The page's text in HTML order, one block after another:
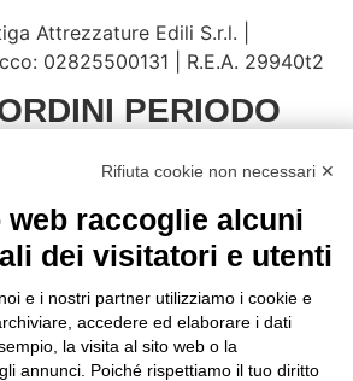
Attrezzature Edili S.r.l. |
02825500131 | R.E.A. 29940t2
PERIODO
che Bettiga Attrezzature Edili
ferie estive dal 7 al 23 agosto
durante il periodo di pausa verranno
agosto
estive e buon Ferragosto a
Rifiuta cookie non necessari ✕
web raccoglie alcuni
dei visitatori e utenti
e i nostri partner utilizziamo i cookie e
accedere ed elaborare i dati
la visita al sito web o la
annunci. Poiché rispettiamo il tuo diritto